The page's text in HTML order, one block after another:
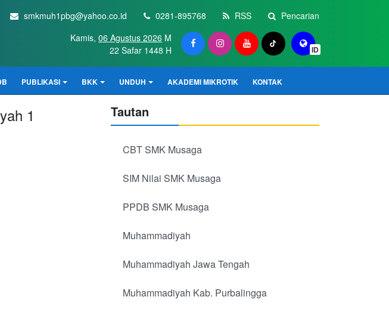
smkmuh1pbg@yahoo.co.id 0281-895768 RSS Pencarian
ID
Kamis, 06 Agustus 2026 M
22 Safar 1448 H
PUBLIKASI BKK UNDUH AKADEMI MIKROTIK KONTAK
1
Tautan
CBT SMK Musaga
SIM Nilai SMK Musaga
PPDB SMK Musaga
Muhammadiyah
Muhammadiyah Jawa Tengah
Muhammadiyah Kab. Purbalingga